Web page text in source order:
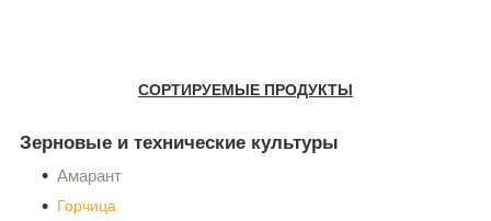
СОРТИРУЕМЫЕ ПРОДУКТЫ
Зерновые и технические культуры
Амарант
Горчица